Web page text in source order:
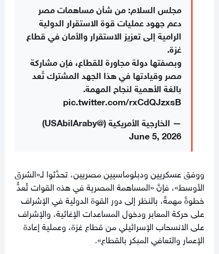
مجلس السلام: من شأن مساهمات مصر
دعم جهود عمليات قوة الاستقرار الدولية
الرامية إلى تعزيز الاستقرار والأمان في قطاع
غزة.
وبصفتها دولة مجاورة للقطاع، فإن مشاركة
مصر وقيادتها في هذا الجهد المشترك تُعد
بالغة الأهمية لنجاح المهمة.
pic.twitter.com/rxCdQJzxsB
— الخارجية الأمريكية (@USAbilAraby)
June 5, 2026
ووفق عسكريين ودبلوماسيين مصريين، تحدَّثوا لـ«الشرق
الأوسط»، فإنَّ «المساهمة المصرية في هذه القوات تُعدُّ
خطوةً مهمةً، بالنظر إلى دور القوة الدولية في الإشراف
على حركة المعابر ودخول المساعدات الإغاثية، والإشراف
على الانسحاب الإسرائيلي من قطاع غزة، وعملية إعادة
الإعمار والتعافي المبكر بالقطاع».